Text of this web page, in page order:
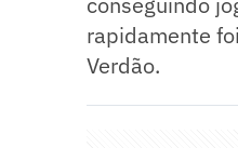
rapidamente
Verdão.